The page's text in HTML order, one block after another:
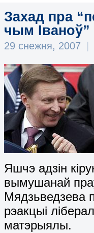
Захад пра
чым Іваноў”
29 снежня, 2007
Яшчэ адзін
вымушанай
Мядзьведзева
рэакцыі
матэрыялы.